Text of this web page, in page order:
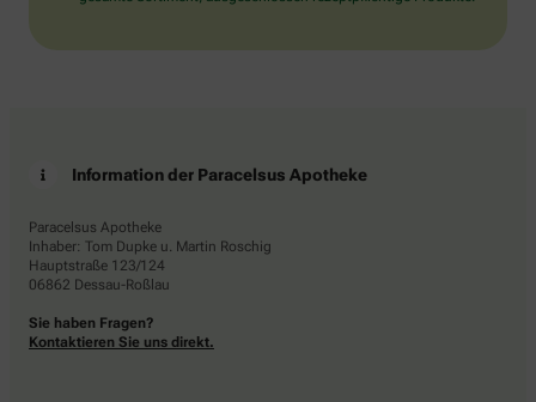
Information der Paracelsus Apotheke
Paracelsus Apotheke
Inhaber: Tom Dupke u. Martin Roschig
Hauptstraße 123/124
06862 Dessau-Roßlau
Sie haben Fragen?
Kontaktieren Sie uns direkt.